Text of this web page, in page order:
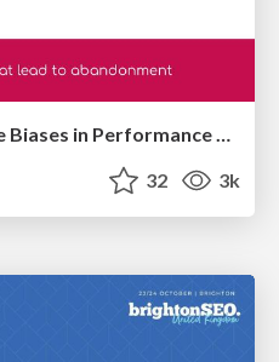
Understanding Cognitive Biases in Performance Measurement
32 3k